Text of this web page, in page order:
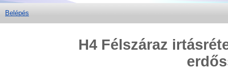
Belépés
H4 Félszáraz